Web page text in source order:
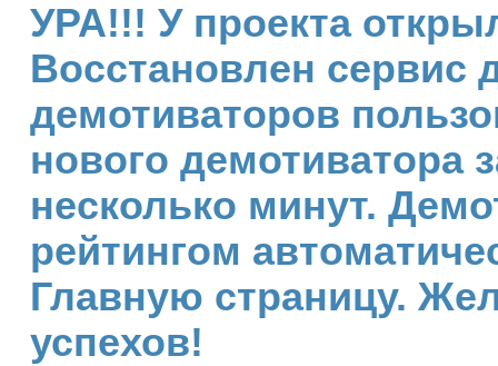
УРА!!! У проекта
Восстановлен сервис
демотиваторов
нового демотиватора
несколько минут.
рейтингом
Главную страницу.
успехов!